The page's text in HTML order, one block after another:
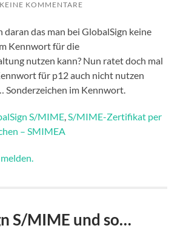
KEINE KOMMENTARE
das man bei GlobalSign keine
Kennwort für die
nutzen kann? Nun ratet doch mal
für p12 auch nicht nutzen
Sonderzeichen im Kennwort.
S/MIME,S/MIME-Zertifikat per
– SMIMEA
S/MIME und so…